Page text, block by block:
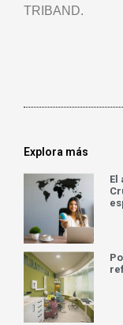
TRIBAND.
Explora más
El